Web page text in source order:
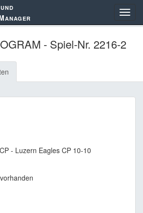
ANAGER
- Spiel-Nr. 2216-2
- Luzern Eagles CP 10-10